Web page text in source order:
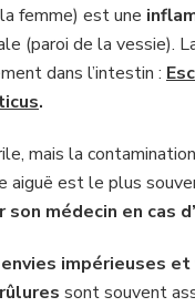
femme) est une
(paroi de la vessie).
dans l’intestin :
.
mais la
aiguë est le plus
médecin en cas
envies impérieuses
sont souvent